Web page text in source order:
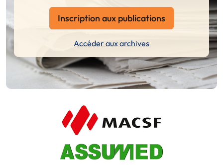
Inscription aux publications
Accéder aux archives